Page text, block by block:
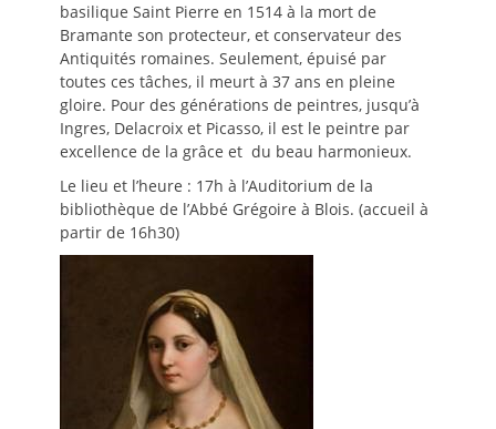
basilique Saint Pierre en 1514 à la mort de
Bramante son protecteur, et conservateur des
Antiquités romaines. Seulement, épuisé par
toutes ces tâches, il meurt à 37 ans en pleine
gloire. Pour des générations de peintres, jusqu’à
Ingres, Delacroix et Picasso, il est le peintre par
excellence de la grâce et du beau harmonieux.
Le lieu et l’heure : 17h à l’Auditorium de la
bibliothèque de l’Abbé Grégoire à Blois. (accueil à
partir de 16h30)